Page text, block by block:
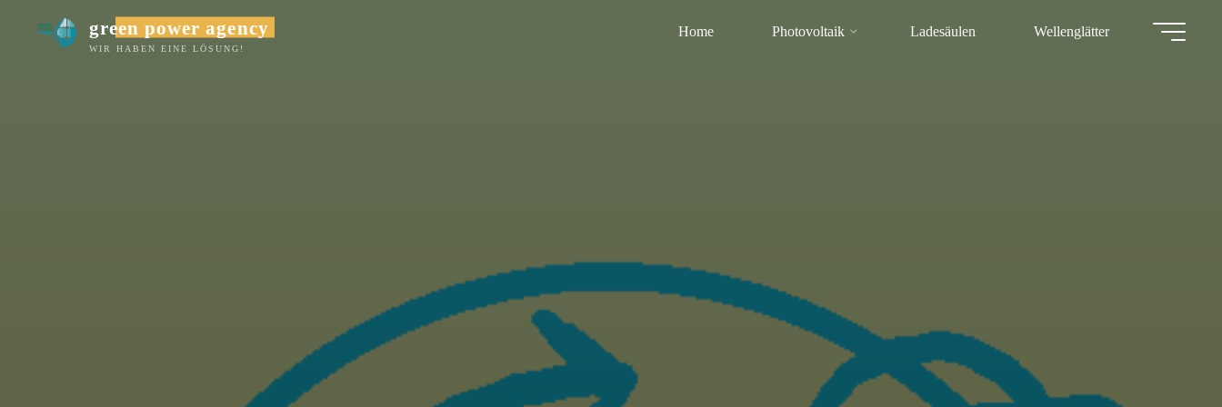
green power agency
WIR HABEN EINE LÖSUNG!
Home Photovoltaik Ladesäulen Wellenglätter